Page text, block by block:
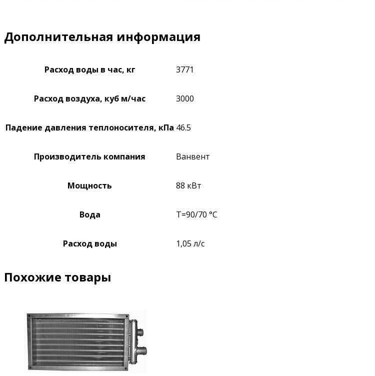
Дополнительная информация
Расход воды в час, кг 3771
Расход воздуха, куб м/час 3000
Падение давления теплоносителя, кПа 46.5
Производитель компания Ванвент
Мощность 88 кВт
Вода Т=90/70 °C
Расход воды 1,05 л/c
Похожие товары